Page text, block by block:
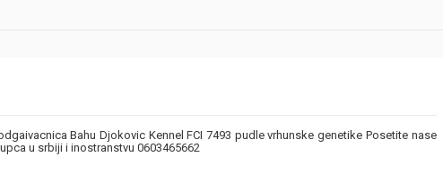
Bahu Djokovic Kennel FCI 7493 pudle vrhunske genetike Posetite nase
u srbiji i inostranstvu 0603465662